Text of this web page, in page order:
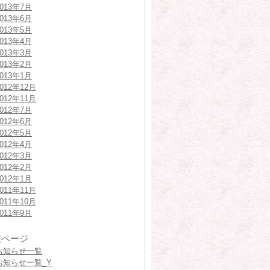
年7月
年6月
年5月
年4月
年3月
年2月
年1月
年12月
年11月
年7月
年6月
年5月
年4月
年3月
年2月
年1月
年11月
年10月
年9月
ージ
知らせ一覧
知らせ一覧_Y